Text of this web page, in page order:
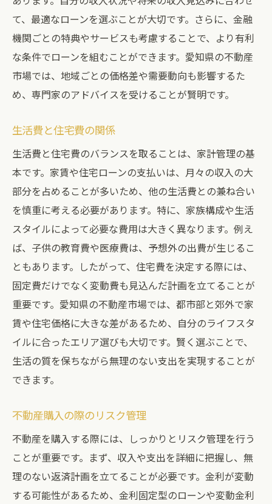
て、最適なローンを選ぶことが大切です。さらに、金融
機関ごとの特典やサービスも考慮することで、より有利
な条件でローンを組むことができます。愛知県の不動産
市場では、地域ごとの価格差や需要動向も影響するた
め、専門家のアドバイスを受けることが賢明です。
生活費と住宅費の関係
生活費と住宅費のバランスを取ることは、家計管理の基
本です。家賃や住宅ローンの支払いは、月々の収入の大
部分を占めることが多いため、他の生活費との兼ね合い
を慎重に考える必要があります。特に、家族構成や生活
スタイルによって必要な費用は大きく異なります。例え
ば、子供の教育費や医療費は、予想外の出費が生じるこ
ともあります。したがって、住宅費を決定する際には、
固定費だけでなく変動費も見込んだ計画を立てることが
重要です。愛知県の不動産市場では、都市部と郊外で家
賃や住宅価格に大きな差があるため、自分のライフスタ
イルに合ったエリア選びも大切です。賢く選ぶことで、
生活の質を保ちながら無理のない支出を実現することが
できます。
不動産購入の際のリスク管理
不動産を購入する際には、しっかりとリスク管理を行う
ことが重要です。まず、収入や支出を詳細に把握し、無
理のない返済計画を立てることが必要です。金利が変動
する可能性があるため、金利固定型のローンや変動金利